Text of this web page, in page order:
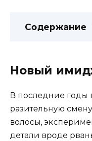
Содержание
Новый
В последние годы
разительную
волосы,
детали вроде